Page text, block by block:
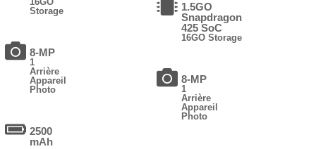
Storage
8-MP
1
Arrière
Appareil
Photo
2500
mAh
1.5GO
Snapdragon
425 SoC
16GO Storage
8-MP
1
Arrière
Appareil
Photo